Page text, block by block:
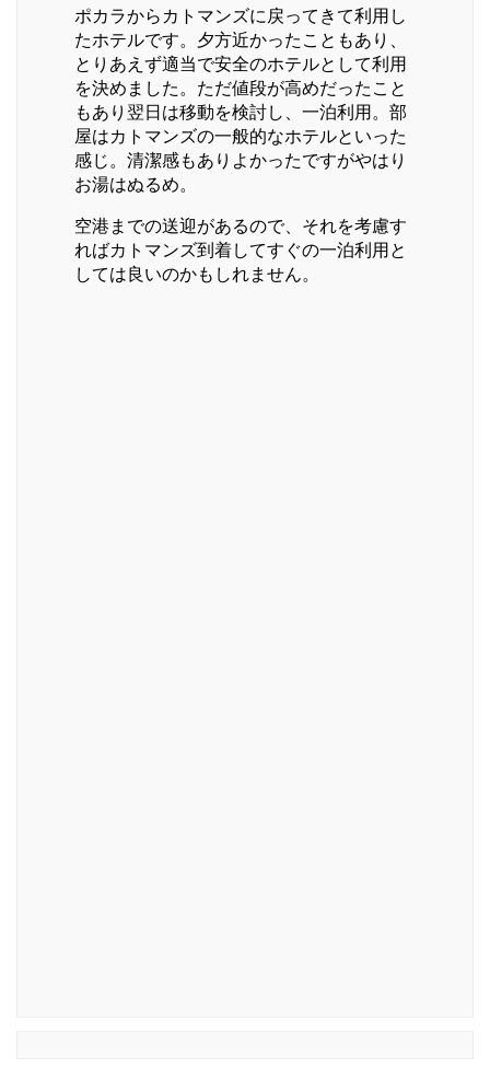
ポカラからカトマンズに戻ってきて利用し
たホテルです。夕方近かったこともあり、
とりあえず適当で安全のホテルとして利用
を決めました。ただ値段が高めだったこと
もあり翌日は移動を検討し、一泊利用。部
屋はカトマンズの一般的なホテルといった
感じ。清潔感もありよかったですがやはり
お湯はぬるめ。
空港までの送迎があるので、それを考慮す
ればカトマンズ到着してすぐの一泊利用と
しては良いのかもしれません。